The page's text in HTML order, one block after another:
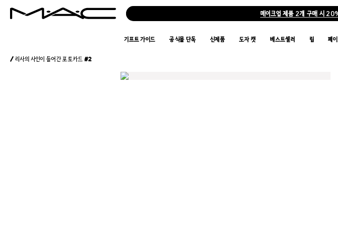
메이크업 제품 2개 구매 시
기프트 가이드 공식몰 단독 신제품 도자 캣 베스트셀러 립 페
/ 리사의 사인이 들어간 포토카드 #2